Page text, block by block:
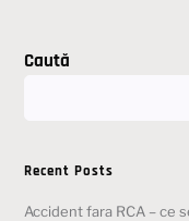
Caută
Recent Posts
Accident fara RCA – ce